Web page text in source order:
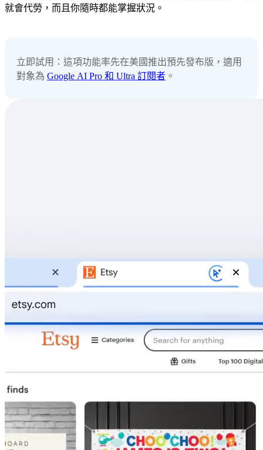
就會代勞，而且你隨時都能掌握狀況。
立即試用：這項功能率先在美國推出預先發布版，適用
對象為 Google AI Pro 和 Ultra 訂閱者 。